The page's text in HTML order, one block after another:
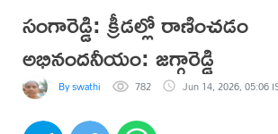
సంగారెడ్డి: క్రీడల్లో రాణించడం
అభినందనీయం: జగ్గారెడ్డి
By swathi 782 Jun 14, 2026, 05:06